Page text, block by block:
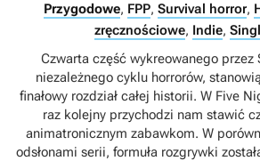
Przygodowe, FPP, Survival horror,
zręcznościowe, Indie,
Czwarta część wykreowanego przez
niezależnego cyklu horrorów,
finałowy rozdział całej historii. W Five
raz kolejny przychodzi nam stawić
animatronicznym zabawkom. W
odsłonami serii, formuła rozgrywki